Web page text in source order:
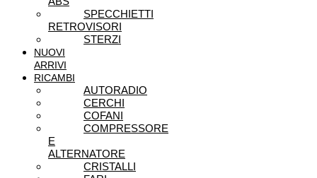
SPECCHIETTI
RETROVISORI
STERZI
NUOVI
ARRIVI
RICAMBI
AUTORADIO
CERCHI
COFANI
COMPRESSORE
E
ALTERNATORE
CRISTALLI